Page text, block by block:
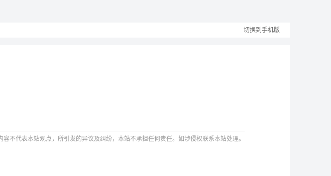
切换到手机版
容不代表本站观点，所引发的异议及纠纷，本站不承担任何责任。如涉侵权联系本站处理。